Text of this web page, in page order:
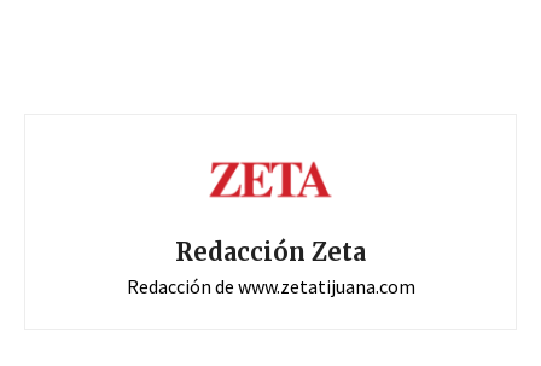
Redacción Zeta
Redacción de www.zetatijuana.com